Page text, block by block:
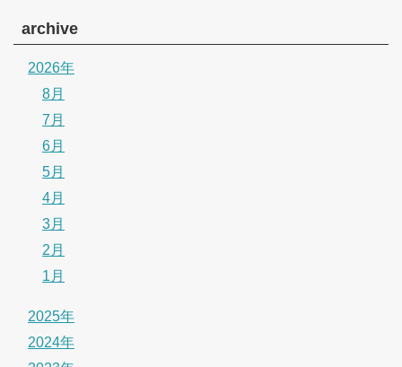
archive
2026年
8月
7月
6月
5月
4月
3月
2月
1月
2025年
2024年